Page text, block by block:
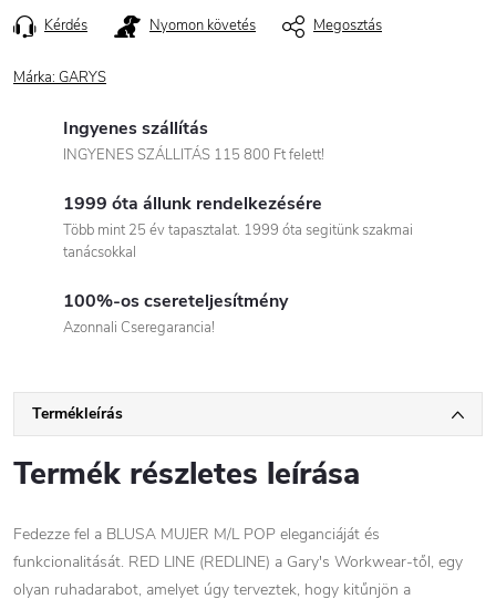
Kérdés Nyomon követés Megosztás
Márka: GARYS
Ingyenes szállítás
INGYENES SZÁLLITÁS 115 800 Ft felett!
1999 óta állunk rendelkezésére
Több mint 25 év tapasztalat. 1999 óta segitünk szakmai
tanácsokkal
100%-os csereteljesítmény
Azonnali Cseregarancia!
Termékleírás
Termék részletes leírása
Fedezze fel a BLUSA MUJER M/L POP eleganciáját és
funkcionalitását. RED LINE (REDLINE) a Gary's Workwear-től, egy
olyan ruhadarabot, amelyet úgy terveztek, hogy kitűnjön a